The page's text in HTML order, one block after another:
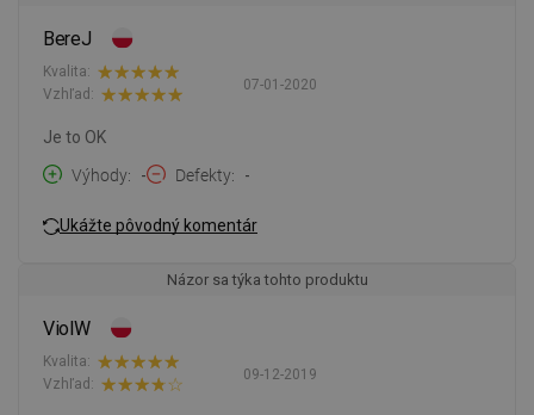
BereJ
07-01-2020
Kvalita:
Vzhľad:
Je to OK
Výhody
- Defekty -
Ukážte pôvodný komentár
Názor sa týka tohto produktu
ViolW
09-12-2019
Kvalita:
Vzhľad: